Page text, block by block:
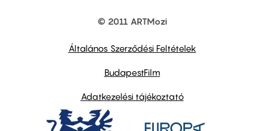
© 2011 ARTMozi
Általános Szerződési Feltételek
BudapestFilm
Adatkezelési tájékoztató